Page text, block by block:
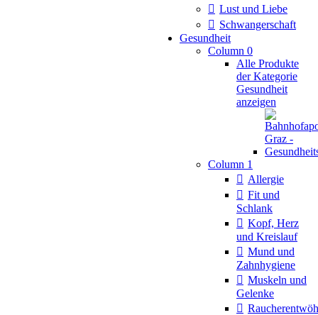
Lust und Liebe
Schwangerschaft
Gesundheit
Column 0
Alle Produkte
der Kategorie
Gesundheit
anzeigen
Column 1
Allergie
Fit und
Schlank
Kopf, Herz
und Kreislauf
Mund und
Zahnhygiene
Muskeln und
Gelenke